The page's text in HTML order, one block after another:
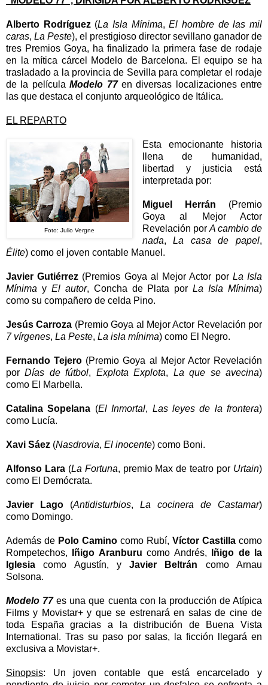
Alberto Rodríguez(La Isla Mínima,El hombre de las mil
caras, La Peste), el prestigioso director sevillano ganador de
tres Premios Goya, ha finalizado la primera fase de rodaje
en la mítica cárcel Modelo de Barcelona. El equipo se ha
trasladado a la provincia de Sevilla para completar el rodaje
de la películaModelo 77en diversas localizaciones entre
las que destaca el conjunto arqueológico de Itálica.
EL REPARTO
Foto: Julio Vergne
Esta emocionante historia
llena de humanidad,
libertad y justicia está
interpretada por:
Miguel Herrán (Premio
Goya al Mejor Actor
Revelación por A cambio de
nada,La casa de papel,
Élite) como el joven contable Manuel.
Javier Gutiérrez (Premios Goya al Mejor Actor por La Isla
Mínima y El autor, Concha de Plata porLa Isla Mínima)
como su compañero de celda Pino.
Jesús Carroza (Premio Goya al Mejor Actor Revelación por
7 vírgenes, La Peste, La isla mínima) como El Negro.
Fernando Tejero (Premio Goya al Mejor Actor Revelación
porDías de fútbol, Explota Explota, La que se avecina)
como El Marbella.
Catalina Sopelana (El Inmortal, Las leyes de la frontera)
como Lucía.
Xavi Sáez (Nasdrovia, El inocente) como Boni.
Alfonso Lara(La Fortuna, premio Max de teatro por Urtain)
como El Demócrata.
Javier Lago (Antidisturbios, La cocinera de Castamar)
como Domingo.
Además de Polo Camino como Rubí, Víctor Castilla como
Rompetechos,
Iñigo Aranburu como Andrés,
Iñigo de la
Iglesia como Agustín, yJavier Beltrán como Arnau
Solsona.
Modelo 77es una que cuenta con la producción de Atípica
Films y Movistar+ y que se estrenará en salas de cine de
toda España gracias a la distribución de Buena Vista
International. Tras su paso por salas, la ficción llegará en
exclusiva a Movistar+.
Sinopsis: Un joven contable que está encarcelado y